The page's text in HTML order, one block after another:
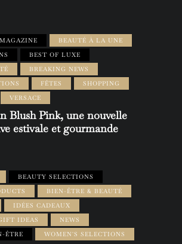
BEAUTÉ À LA UNE
BEST OF LUXE
BREAKING NEWS
FÊTES
SHOPPING
VERSACE
Blush Pink, une nouvelle
estivale et gourmande
BEAUTY SELECTIONS
BIEN-ÊTRE & BEAUTÉ
IDÉES CADEAUX
IDEAS
NEWS
ÊTRE
WOMEN'S SELECTIONS